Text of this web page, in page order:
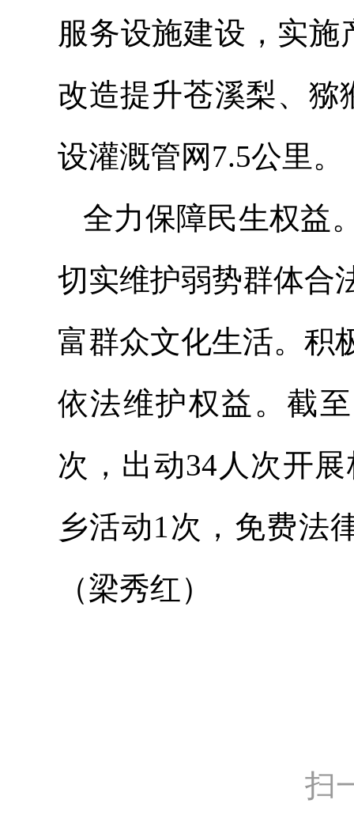
服务设施建设，实
改造提升苍溪梨、猕
设灌溉管网7.5公里。
全力保障民生权益
切实维护弱势群体合
富群众文化生活。积
依法维护权益。截
次，出动34人次开
乡活动1次，免费法
（梁秀红）
扫